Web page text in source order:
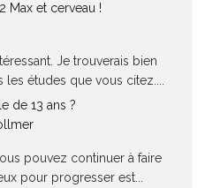
Max et cerveau !
Je trouverais bien
études que vous citez....
de 13 ans ?
pouvez continuer à faire
pour progresser est...